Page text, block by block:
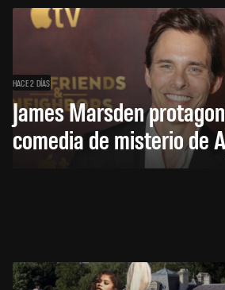
HACE 2 DÍAS
James Marsden
comedia de misterio de